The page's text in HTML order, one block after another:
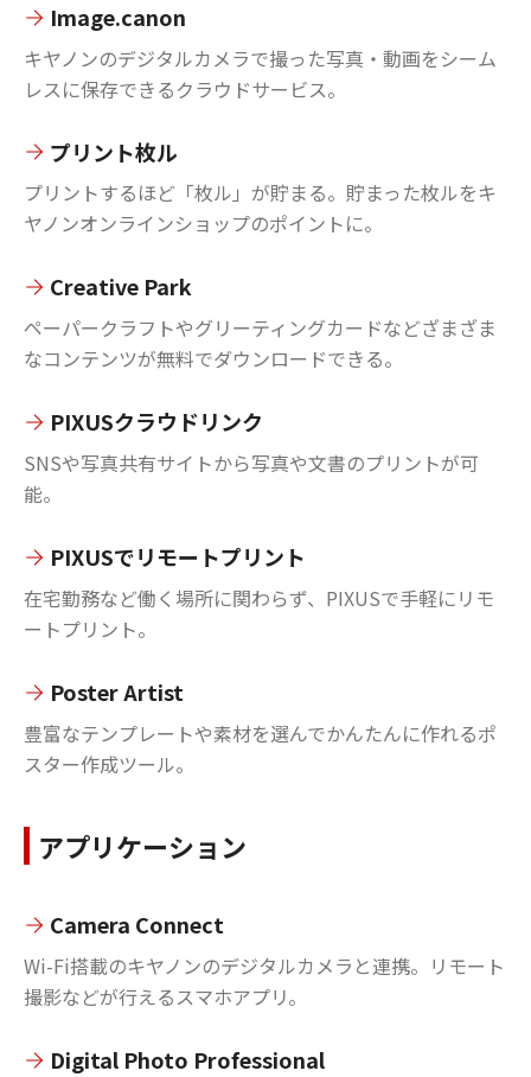
Image.canon
キヤノンのデジタルカメラで撮った写真・動画をシーム
レスに保存できるクラウドサービス。
プリント枚ル
プリントするほど「枚ル」が貯まる。貯まった枚ルをキ
ヤノンオンラインショップのポイントに。
Creative Park
ペーパークラフトやグリーティングカードなどざまざま
なコンテンツが無料でダウンロードできる。
PIXUSクラウドリンク
SNSや写真共有サイトから写真や文書のプリントが可
能。
PIXUSでリモートプリント
在宅勤務など働く場所に関わらず、PIXUSで手軽にリモ
ートプリント。
Poster Artist
豊富なテンプレートや素材を選んでかんたんに作れるポ
スター作成ツール。
アプリケーション
Camera Connect
Wi-Fi搭載のキヤノンのデジタルカメラと連携。リモート
撮影などが行えるスマホアプリ。
Digital Photo Professional